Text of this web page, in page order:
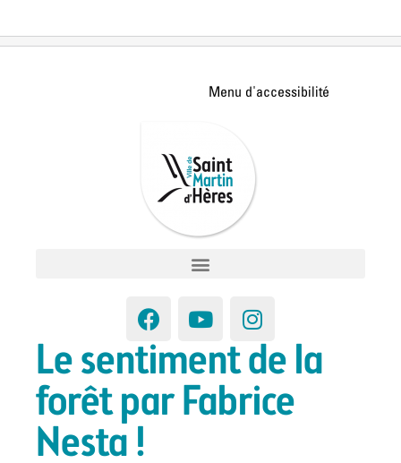
Le sentiment de la
forêt par Fabrice
Nesta !